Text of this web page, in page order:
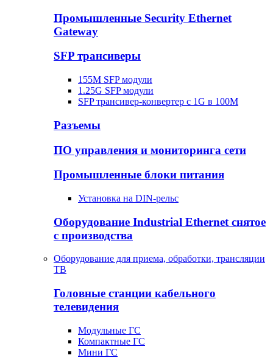
Промышленные Security Ethernet
Gateway
SFP трансиверы
155M SFP модули
1.25G SFP модули
SFP трансивер-конвертер с 1G в 100М
Разъемы
ПО управления и мониторинга сети
Промышленные блоки питания
Установка на DIN-рельс
Оборудование Industrial Ethernet снятое
с производства
Оборудование для приема, обработки, трансляции
ТВ
Головные станции кабельного
телевидения
Модульные ГС
Компактные ГС
Мини ГС